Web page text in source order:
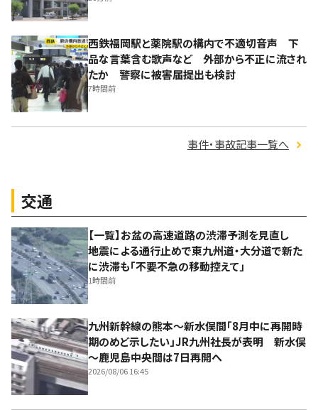
西鉄福岡駅と薬院駅の構内で不適切音声 下
品な言葉含む歌声など 外部から不正に流され
たか 警察に被害届提出も検討
7時間前
事件・事故記事一覧へ
交通
【一覧】お盆の高速道路の渋滞予測を見直し
地震による通行止めで東九州道・大分道で新た
に渋滞も「不要不急の移動控えて」
1時間前
九州新幹線の熊本～新水俣間「8月中に再開時
期のめど示したい」JR九州社長が表明 新水俣
～鹿児島中央間は7日再開へ
2026/08/06 16:45